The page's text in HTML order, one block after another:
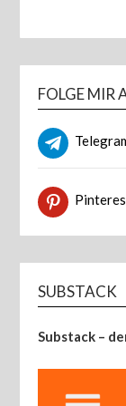
FOLGE MIR
SUBSTACK
Substack –